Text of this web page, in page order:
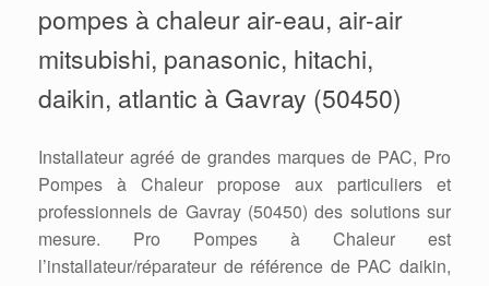
pompes à chaleur air-eau, air-air
mitsubishi, panasonic, hitachi,
daikin, atlantic à Gavray (50450)
Installateur agréé de grandes marques de PAC, Pro
Pompes à Chaleur propose aux particuliers et
professionnels de Gavray (50450) des solutions sur
mesure. Pro Pompes à Chaleur est
l’installateur/réparateur de référence de PAC daikin,